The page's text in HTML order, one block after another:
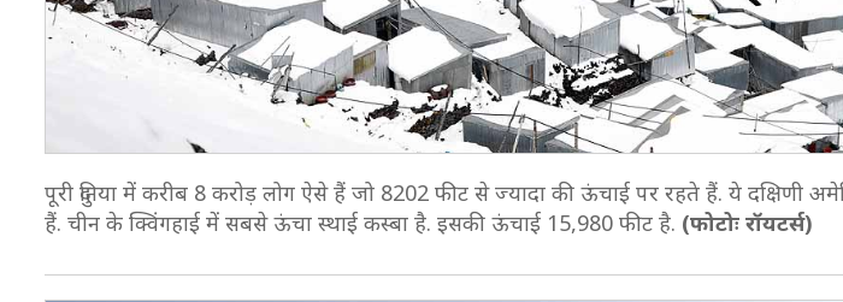
पूरी दुनिया में करीब 8 करोड़ लोग ऐसे हैं जो 8202 फीट से ज्यादा की ऊंचाई पर रहते हैं. ये दक्षिणी
हैं. चीन के क्विंगहाई में सबसे ऊंचा स्थाई कस्बा है. इसकी ऊंचाई 15,980 फीट है. (फोटोः रॉयटर्स)